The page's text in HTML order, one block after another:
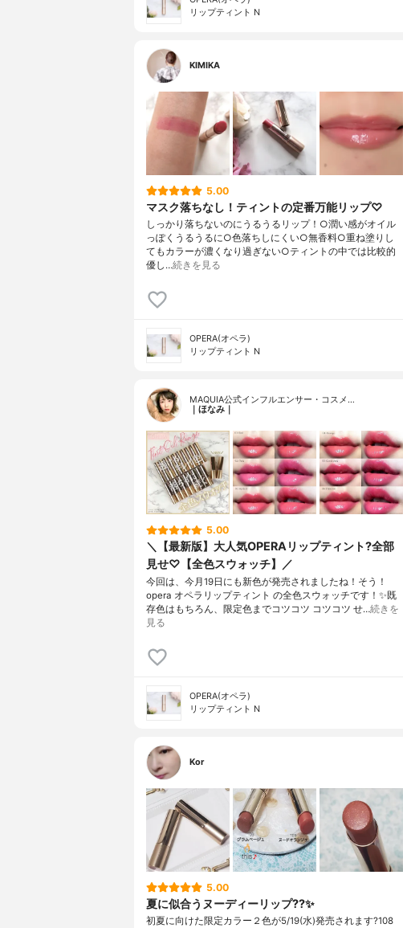
リップティント N
KIMIKA
5.00
マスク落ちなし！ティントの定番万能リップ♡
しっかり落ちないのにうるうるリップ！○潤い感がオイル
っぽくうるうるに○色落ちしにくい○無香料○重ね塗りし
てもカラーが濃くなり過ぎない○ティントの中では比較的
優し…続きを見る
OPERA(オペラ)
リップティント N
MAQUIA公式インフルエンサー・コスメ…
｜ほなみ｜
5.00
＼【最新版】大人気OPERAリップティント?全部
見せ♡【全色スウォッチ】／
今回は、今月19日にも新色が発売されましたね！そう！
opera オペラリップティント の全色スウォッチです！✨既
存色はもちろん、限定色までコツコツ コツコツ せ…続きを
見る
OPERA(オペラ)
リップティント N
Kor
5.00
夏に似合うヌーディーリップ??✨
初夏に向けた限定カラー２色が5/19(水)発売されます?108